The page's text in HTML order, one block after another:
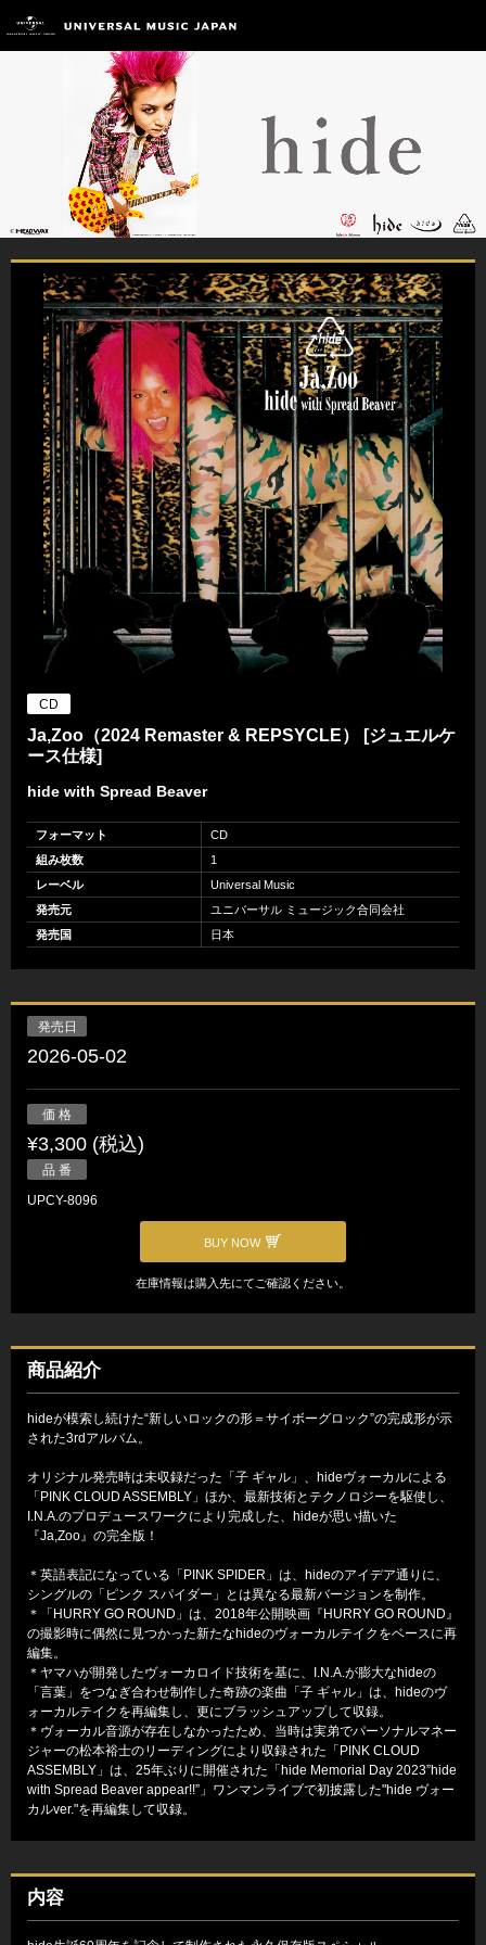
CD
Ja,Zoo（2024 Remaster & REPSYCLE） [ジュエルケ
ース仕様]
hide with Spread Beaver
フォーマット
CD
組み枚数
1
レーベル
Universal Music
発売元
ユニバーサル ミュージック合同会社
発売国
日本
発売日
2026-05-02
価 格
¥3,300 (税込)
品 番
UPCY-8096
BUY NOW
在庫情報は購入先にてご確認ください。
商品紹介
hideが模索し続けた“新しいロックの形＝サイボーグロック”の完成形が示
された3rdアルバム。
オリジナル発売時は未収録だった「子 ギャル」、hideヴォーカルによる
「PINK CLOUD ASSEMBLY」ほか、最新技術とテクノロジーを駆使し、
I.N.A.のプロデュースワークにより完成した、hideが思い描いた
『Ja,Zoo』の完全版！
＊英語表記になっている「PINK SPIDER」は、hideのアイデア通りに、
シングルの「ピンク スパイダー」とは異なる最新バージョンを制作。
＊「HURRY GO ROUND」は、2018年公開映画『HURRY GO ROUND』
の撮影時に偶然に見つかった新たなhideのヴォーカルテイクをベースに再
編集。
＊ヤマハが開発したヴォーカロイド技術を基に、I.N.A.が膨大なhideの
「言葉」をつなぎ合わせ制作した奇跡の楽曲「子 ギャル」は、hideのヴ
ォーカルテイクを再編集し、更にブラッシュアップして収録。
＊ヴォーカル音源が存在しなかったため、当時は実弟でパーソナルマネー
ジャーの松本裕士のリーディングにより収録された「PINK CLOUD
ASSEMBLY」は、25年ぶりに開催された「hide Memorial Day 2023”hide
with Spread Beaver appear!!”」ワンマンライブで初披露した"hide ヴォー
カルver."を再編集して収録。
内容